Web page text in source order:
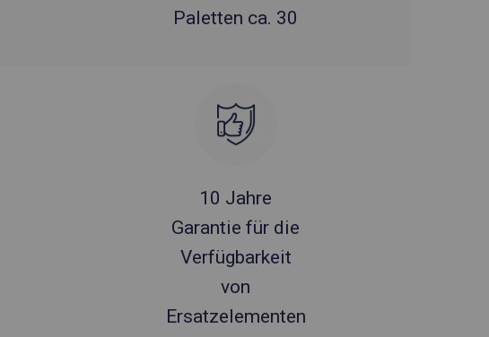
Paletten ca. 30
10 Jahre
Garantie für die
Verfügbarkeit
von
Ersatzelementen